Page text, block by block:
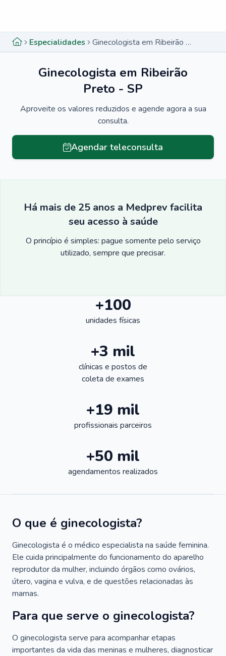
Especialidades Ginecologista em Ribeirão Preto - SP
Ginecologista em Ribeirão
Preto - SP
Aproveite os valores reduzidos e agende agora a sua
consulta.
Agendar teleconsulta
Há mais de 25 anos a Medprev facilita
seu acesso à saúde
O princípio é simples: pague somente pelo serviço
utilizado, sempre que precisar.
+100
unidades físicas
+3 mil
clínicas e postos de
coleta de exames
+19 mil
profissionais parceiros
+50 mil
agendamentos realizados
O que é ginecologista?
Ginecologista é o médico especialista na saúde feminina.
Ele cuida principalmente do funcionamento do aparelho
reprodutor da mulher, incluindo órgãos como ovários,
útero, vagina e vulva, e de questões relacionadas às
mamas.
Para que serve o ginecologista?
O ginecologista serve para acompanhar etapas
importantes da vida das meninas e mulheres, diagnosticar